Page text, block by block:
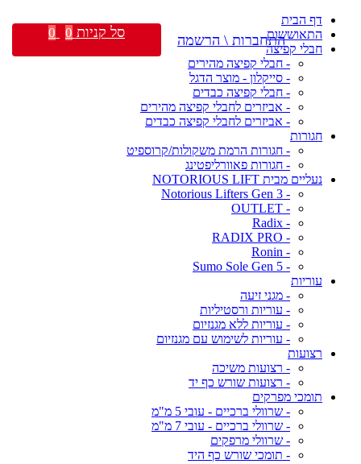
דף הבית
התאוששות
חבלי קפיצה
- חבלי קפיצה מהירים
- סייקלון - מוצר הדגל
- חבלי קפיצה כבדים
- אביזרים לחבלי קפיצה מהירים
- אביזרים לחבלי קפיצה כבדים
חגורות
- חגורות הרמת משקולות/קרוספיט
- חגורות פאוורליפטינג
נעליים מבית NOTORIOUS LIFT
- Notorious Lifters Gen 3
- OUTLET
- Radix
- RADIX PRO
- Ronin
- Sumo Sole Gen 5
עוריות
- מגני זיעה
- עוריות ורסטיליות
- עוריות ללא מגנזיום
- עוריות לשימוש עם מגנזיום
רצועות
- רצועות משיכה
- רצועות שורש כף יד
תומכי מפרקים
- שרוולי ברכיים - עובי 5 מ"מ
- שרוולי ברכיים - עובי 7 מ"מ
- שרוולי מרפקים
- תומכי שורש כף היד
התחברות \ הרשמה סל קניות 0
0